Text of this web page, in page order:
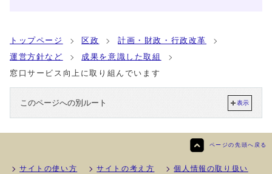
トップページ 区政
計画・財政・行政改革
運営方針など
成果を意識した取組
窓口サービス向上に取り組んでいます
このページへの別ルート 表示
ページの先頭へ戻る
サイトの使い方 サイトの考え方 個人情報の取り扱い